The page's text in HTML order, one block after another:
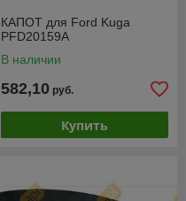
КАПОТ для Ford Kuga
PFD20159A
В наличии
582,10 руб.
Купить